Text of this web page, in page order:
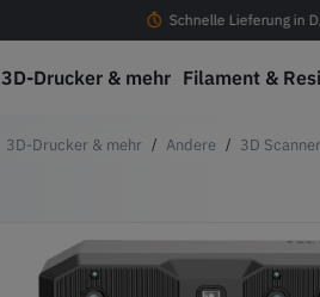
Schnelle Lieferung in
3D-Drucker & mehr Filament &
3D-Drucker & mehr Andere 3D Scanner